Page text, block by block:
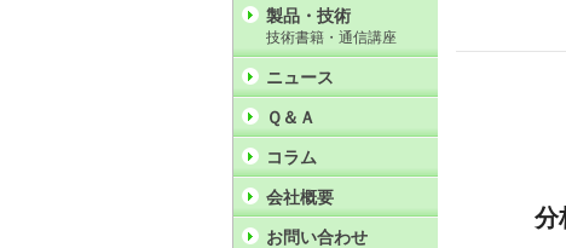
分
製品・技術
技術書籍・通信講座
ニュース
Ｑ＆Ａ
コラム
会社概要
お問い合わせ